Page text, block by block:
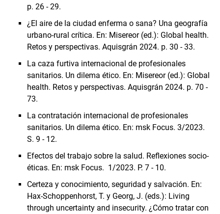
p. 26 - 29.
¿El aire de la ciudad enferma o sana? Una geografía
urbano-rural crítica. En: Misereor (ed.): Global health.
Retos y perspectivas. Aquisgrán 2024. p. 30 - 33.
La caza furtiva internacional de profesionales
sanitarios. Un dilema ético. En: Misereor (ed.): Global
health. Retos y perspectivas. Aquisgrán 2024. p. 70 -
73.
La contratación internacional de profesionales
sanitarios. Un dilema ético. En: msk Focus. 3/2023.
S. 9 - 12.
Efectos del trabajo sobre la salud. Reflexiones socio-
éticas. En: msk Focus. 1/2023. P. 7 - 10.
Certeza y conocimiento, seguridad y salvación. En:
Hax-Schoppenhorst, T. y Georg, J. (eds.): Living
through uncertainty and insecurity. ¿Cómo tratar con